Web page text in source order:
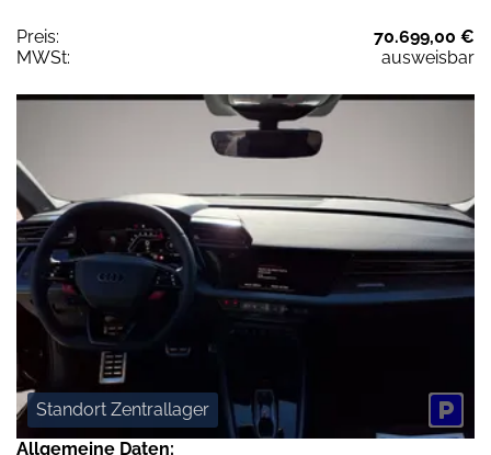
Preis:
70.699,00 €
MWSt:
ausweisbar
Standort Zentrallager
Allgemeine Daten: